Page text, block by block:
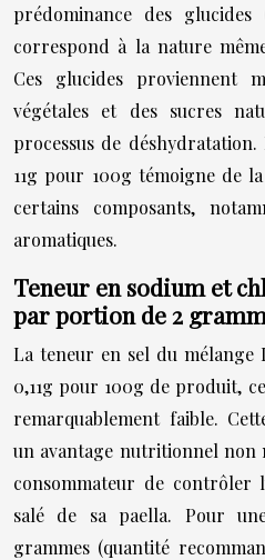
prédominance des
correspond à la nature
Ces glucides proviennent
végétales et des sucres
processus de
11g pour 100g témoigne de
certains composants,
aromatiques.
Teneur en sodium et
par portion de 2
La teneur en sel du mélange
0,11g pour 100g de produit,
remarquablement faible.
un avantage nutritionnel non
consommateur de contrôler
salé de sa paella. Pour
grammes (quantité